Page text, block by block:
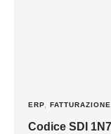
ERP,
Codice SDI